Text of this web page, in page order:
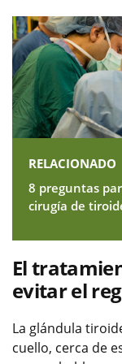
RELACIONADO
8 preguntas
cirugía de
El
evitar el
La glándula
cuello, cerca de